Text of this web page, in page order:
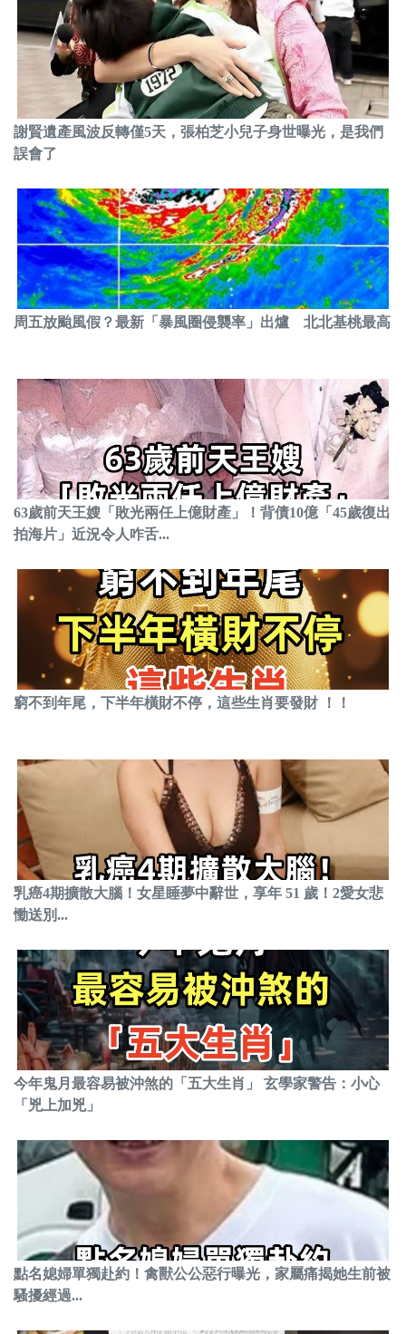
謝賢遺產風波反轉僅5天，張柏芝小兒子身世曝光，是我們
誤會了
周五放颱風假？最新「暴風圈侵襲率」出爐 北北基桃最高
63歲前天王嫂「敗光兩任上億財產」！背債10億「45歲復出
拍海片」近況令人咋舌...
窮不到年尾，下半年橫財不停，這些生肖要發財 ！！
乳癌4期擴散大腦！女星睡夢中辭世，享年 51 歲！2愛女悲
慟送別...
今年鬼月最容易被沖煞的「五大生肖」 玄學家警告：小心
「兇上加兇」
點名媳婦單獨赴約！禽獸公公惡行曝光，家屬痛揭她生前被
騷擾經過...